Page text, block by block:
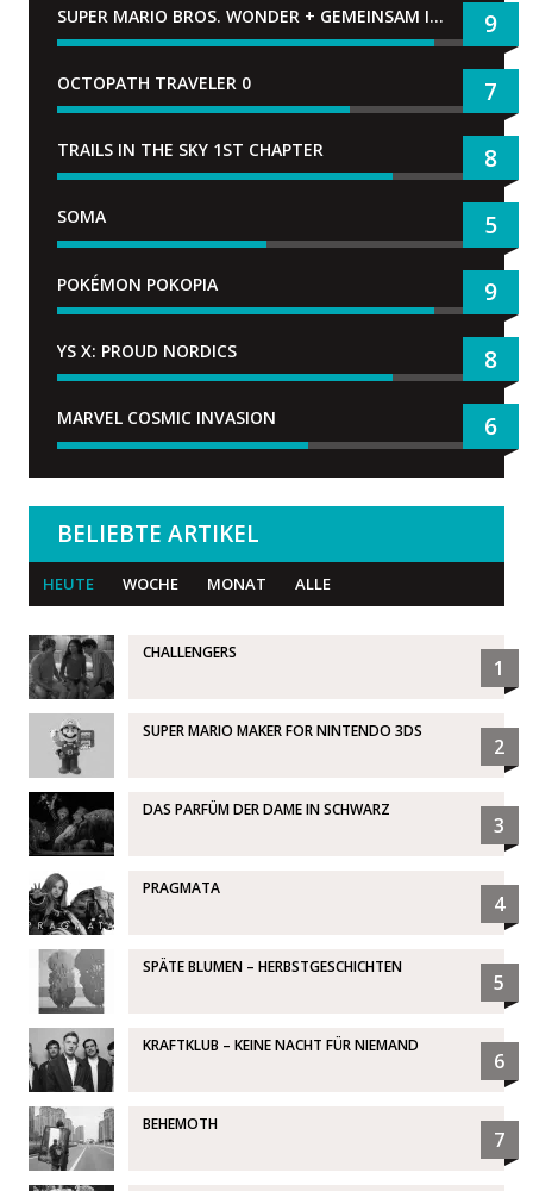
SUPER MARIO BROS. WONDER + GEMEINSAM IM BELLABEL-PARK 9
OCTOPATH TRAVELER 0 7
TRAILS IN THE SKY 1ST CHAPTER 8
SOMA 5
POKÉMON POKOPIA 9
YS X: PROUD NORDICS 8
MARVEL COSMIC INVASION 6
BELIEBTE ARTIKEL
HEUTE WOCHE MONAT ALLE
CHALLENGERS
1
SUPER MARIO MAKER FOR NINTENDO 3DS
2
DAS PARFÜM DER DAME IN SCHWARZ
3
PRAGMATA
4
SPÄTE BLUMEN – HERBSTGESCHICHTEN
5
KRAFTKLUB – KEINE NACHT FÜR NIEMAND
6
BEHEMOTH
7